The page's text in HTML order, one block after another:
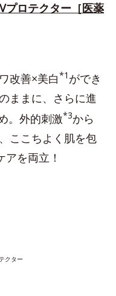
プロテクター［医薬
改善×美白*1 ができ
ままに、さらに進
。外的刺激*3から
ここちよく肌を包
アを両立！
クター